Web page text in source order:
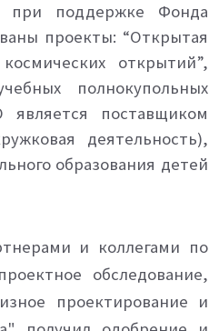
поддержке Фонда
проекты: “Открытая
открытий”,
полнокупольных
поставщиком
деятельность),
образования детей
и коллегами по
обследование,
проектирование и